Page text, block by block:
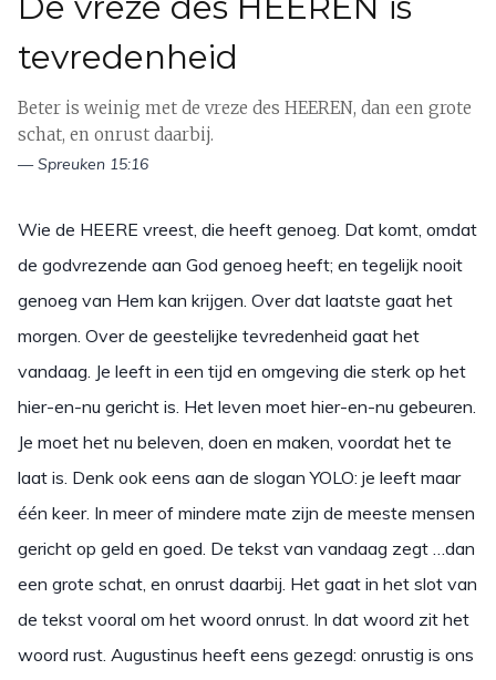
tevredenheid
Beter is weinig met de vreze des HEEREN, dan een grote
schat, en onrust daarbij.
— Spreuken 15:16
Wie de HEERE vreest, die heeft genoeg. Dat komt, omdat
de godvrezende aan God genoeg heeft; en tegelijk nooit
genoeg van Hem kan krijgen. Over dat laatste gaat het
morgen. Over de geestelijke tevredenheid gaat het
vandaag. Je leeft in een tijd en omgeving die sterk op het
hier-en-nu gericht is. Het leven moet hier-en-nu gebeuren.
Je moet het nu beleven, doen en maken, voordat het te
laat is. Denk ook eens aan de slogan YOLO: je leeft maar
één keer. In meer of mindere mate zijn de meeste mensen
gericht op geld en goed. De tekst van vandaag zegt …dan
een grote schat, en onrust daarbij. Het gaat in het slot van
de tekst vooral om het woord onrust. In dat woord zit het
woord rust. Augustinus heeft eens gezegd: onrustig is ons